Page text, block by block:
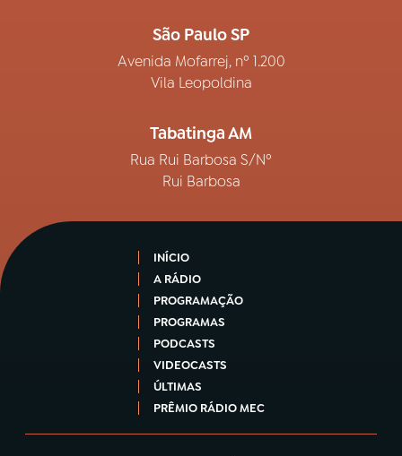
São Paulo SP
Avenida Mofarrej, nº 1.200
Vila Leopoldina
Tabatinga AM
Rua Rui Barbosa S/Nº
Rui Barbosa
INÍCIO
A RÁDIO
PROGRAMAÇÃO
PROGRAMAS
PODCASTS
VIDEOCASTS
ÚLTIMAS
PRÊMIO RÁDIO MEC